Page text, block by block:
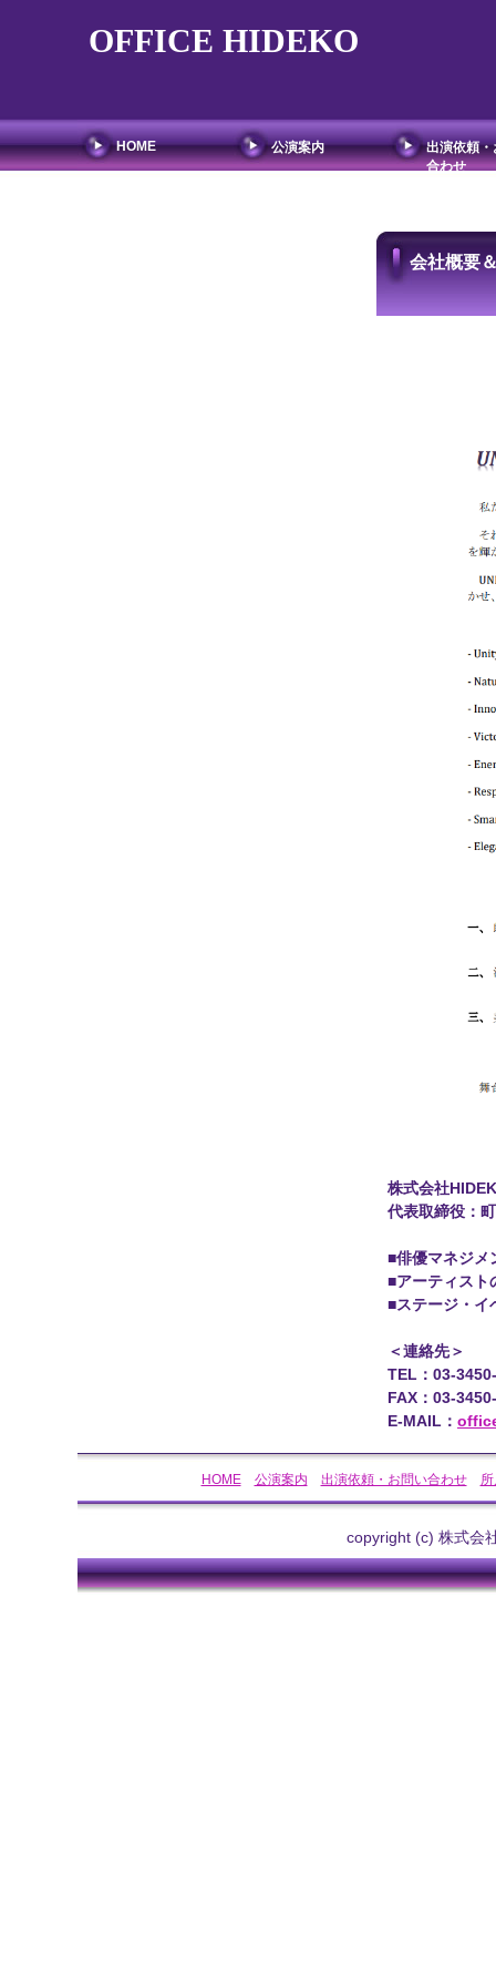
OFFICE HIDEKO
HOME 公演案内
出演依頼・
合わせ
会社概要
株式会社
代表取締役：
■俳優マネジメ
■アーティスト
■ステージ・イ
＜連絡先＞
TEL：03-
FAX：03-
E-MAIL：
HOME 公演案内 出演依頼・お問い合わせ
copyright (c) 株式会